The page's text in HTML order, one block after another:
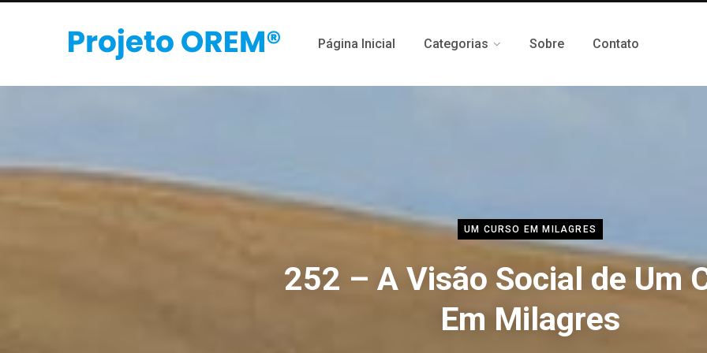
Página Inicial Categorias Sobre Contato
UM CURSO EM MILAGRES
252 – A Visão Social de Um
Em Milagres